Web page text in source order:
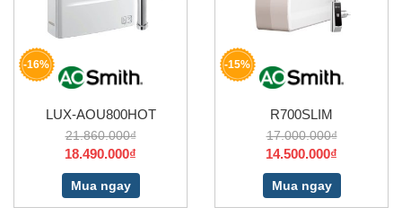
-16%
LUX-AOU800HOT
21.860.000₫
18.490.000₫
Mua ngay
-15%
R700SLIM
17.000.000₫
14.500.000₫
Mua ngay